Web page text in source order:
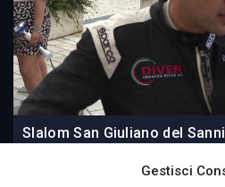
Gestisci
Slalom San Giuliano del